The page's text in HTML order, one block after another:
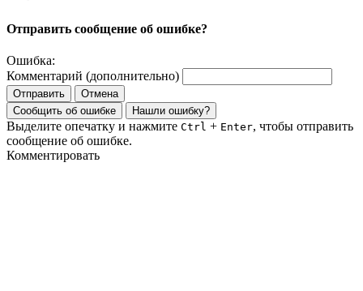
Отправить сообщение об ошибке?
Ошибка:
Комментарий (дополнительно)
Отправить
Отмена
Сообщить об ошибке
Нашли ошибку?
Выделите опечатку и нажмите Ctrl + Enter, чтобы отправить
сообщение об ошибке.
Комментировать